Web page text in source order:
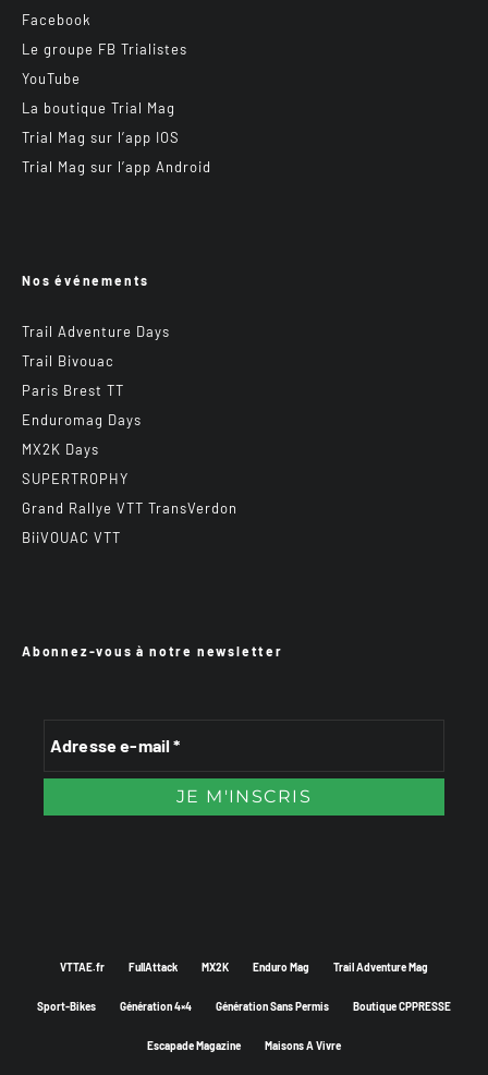
Facebook
Le groupe FB Trialistes
YouTube
La boutique Trial Mag
Trial Mag sur l’app IOS
Trial Mag sur l’app Android
Nos événements
Trail Adventure Days
Trail Bivouac
Paris Brest TT
Enduromag Days
MX2K Days
SUPERTROPHY
Grand Rallye VTT TransVerdon
BiiVOUAC VTT
Abonnez-vous à notre newsletter
VTTAE.fr FullAttack MX2K Enduro Mag Trail Adventure Mag
Sport-Bikes Génération 4×4 Génération Sans Permis Boutique CPPRESSE
Escapade Magazine Maisons A Vivre